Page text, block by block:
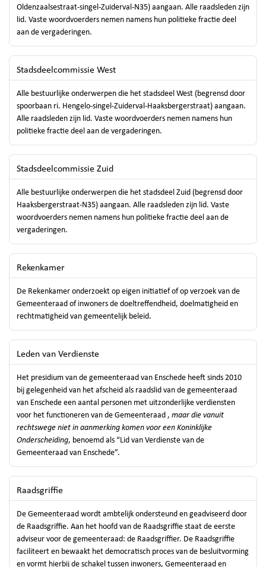
Oldenzaalsestraat-singel-Zuiderval-N35) aangaan. Alle raadsleden zijn
lid. Vaste woordvoerders nemen namens hun politieke fractie deel
aan de vergaderingen.
Stadsdeelcommissie West
Alle bestuurlijke onderwerpen die het stadsdeel West (begrensd door
spoorbaan ri. Hengelo-singel-Zuiderval-Haaksbergerstraat) aangaan.
Alle raadsleden zijn lid. Vaste woordvoerders nemen namens hun
politieke fractie deel aan de vergaderingen.
Stadsdeelcommissie Zuid
Alle bestuurlijke onderwerpen die het stadsdeel Zuid (begrensd door
Haaksbergerstraat-N35) aangaan. Alle raadsleden zijn lid. Vaste
woordvoerders nemen namens hun politieke fractie deel aan de
vergaderingen.
Rekenkamer
De Rekenkamer onderzoekt op eigen initiatief of op verzoek van de
Gemeenteraad of inwoners de doeltreffendheid, doelmatigheid en
rechtmatigheid van gemeentelijk beleid.
Leden van Verdienste
Het presidium van de gemeenteraad van Enschede heeft sinds 2010
bij gelegenheid van het afscheid als raadslid van de gemeenteraad
van Enschede een aantal personen met uitzonderlijke verdiensten
voor het functioneren van de Gemeenteraad , maar die vanuit
rechtswege niet in aanmerking komen voor een Koninklijke
Onderscheiding, benoemd als “Lid van Verdienste van de
Gemeenteraad van Enschede”.
Raadsgriffie
De Gemeenteraad wordt ambtelijk ondersteund en geadviseerd door
de Raadsgriffie. Aan het hoofd van de Raadsgriffie staat de eerste
adviseur voor de gemeenteraad: de Raadsgriffier. De Raadsgriffie
faciliteert en bewaakt het democratisch proces van de besluitvorming
en vormt hierbij de schakel tussen inwoners, Gemeenteraad en